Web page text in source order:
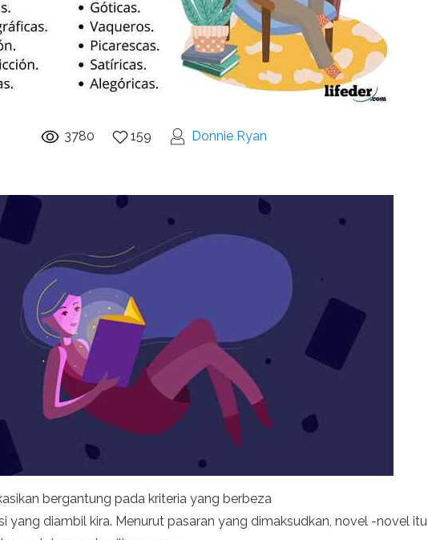
3780 159 Donnie Ryan
bergantung pada kriteria yang berbeza
yang diambil kira. Menurut pasaran yang dimaksudkan, novel -novel